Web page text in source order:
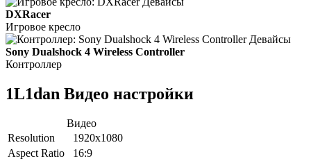
DXRacer
Игровое кресло
Sony Dualshock 4 Wireless Controller
Контроллер
1L1dan Видео настройки
Видео
Resolution
1920x1080
Aspect Ratio
16:9